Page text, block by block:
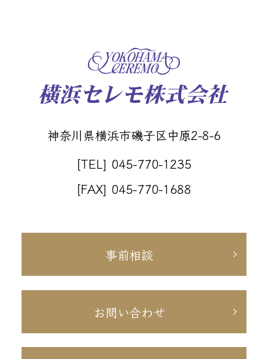
神奈川県横浜市磯子区中原2-8-6
[TEL] 045-770-1235
[FAX] 045-770-1688
事前相談
お問い合わせ